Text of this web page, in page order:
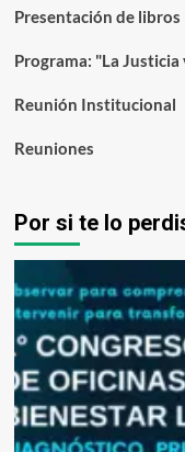
Presentación de libros
Programa: "La Justicia
Reunión Institucional
Reuniones
Por si te lo